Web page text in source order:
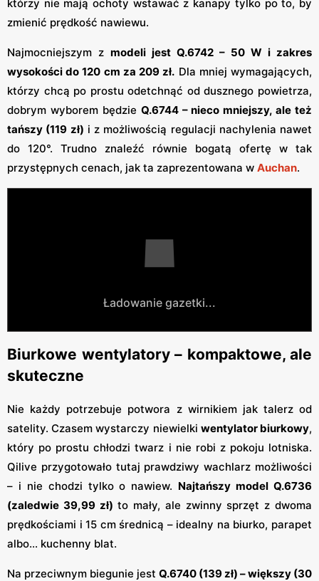
którzy nie mają ochoty wstawać z kanapy tylko po to, by
zmienić prędkość nawiewu.
Najmocniejszym z modeli jest Q.6742 – 50 W i zakres
wysokości do 120 cm za 209 zł. Dla mniej wymagających,
którzy chcą po prostu odetchnąć od dusznego powietrza,
dobrym wyborem będzie Q.6744 – nieco mniejszy, ale też
tańszy (119 zł) i z możliwością regulacji nachylenia nawet
do 120°. Trudno znaleźć równie bogatą ofertę w tak
przystępnych cenach, jak ta zaprezentowana w Auchan.
Ładowanie gazetki...
Biurkowe wentylatory – kompaktowe, ale
skuteczne
Nie każdy potrzebuje potwora z wirnikiem jak talerz od
satelity. Czasem wystarczy niewielki wentylator biurkowy,
który po prostu chłodzi twarz i nie robi z pokoju lotniska.
Qilive przygotowało tutaj prawdziwy wachlarz możliwości
– i nie chodzi tylko o nawiew. Najtańszy model Q.6736
(zaledwie 39,99 zł) to mały, ale zwinny sprzęt z dwoma
prędkościami i 15 cm średnicą – idealny na biurko, parapet
albo… kuchenny blat.
Na przeciwnym biegunie jest Q.6740 (139 zł) – większy (30